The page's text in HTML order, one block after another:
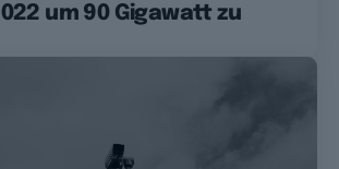
um 90 Gigawatt zu